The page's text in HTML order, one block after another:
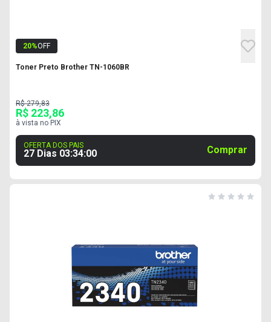
20%OFF
Toner Preto Brother TN-1060BR
R$ 279,83
R$ 223,86
à vista no PIX
OFERTA DOS PAIS
27 Dias 03:33:59 Comprar